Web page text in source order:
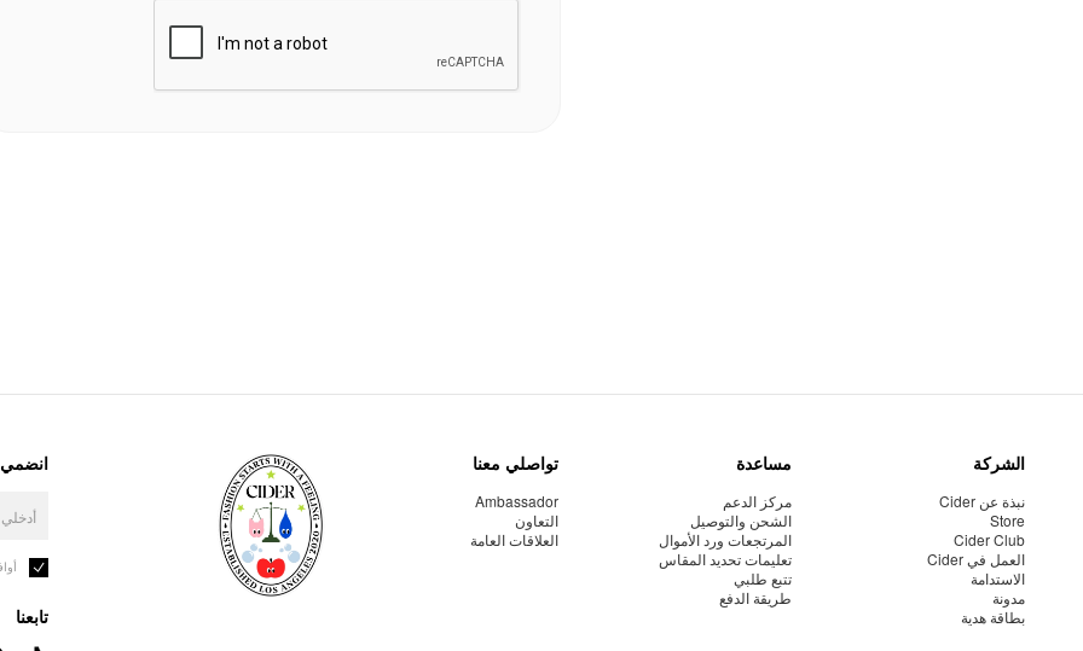
الشركة
نبذة عن Cider
Store
Cider Club
العمل في Cider
الاستدامة
مدونة
بطاقة هدية
مساعدة
مركز الدعم
الشحن والتوصيل
المرتجعات ورد الأموال
تعليمات تحديد المقاس
تتبع طلبي
طريقة الدفع
تواصلي معنا
Ambassador
التعاون
العلاقات العامة
انضمي
تابعنا